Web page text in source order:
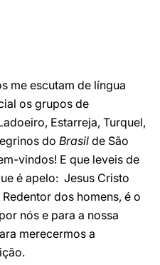
me escutam de língua
os grupos de
Estarreja, Turquel,
do Brasil de São
vindos! E que leveis de
é apelo: Jesus Cristo
dos homens, é o
nós e para a nossa
merecermos a